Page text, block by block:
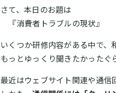
さて、本日のお題は
『消費者トラブルの現状』
いくつか研修内容がある中で、
もっとゆっくり聞きたかったぐ
最近はウェブサイト関連や通信